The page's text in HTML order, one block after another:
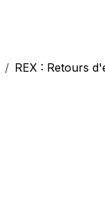
REX : Retours